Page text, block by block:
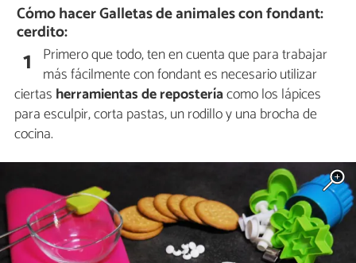
Cómo hacer Galletas de animales con fondant:
cerdito:
1 Primero que todo, ten en cuenta que para trabajar
más fácilmente con fondant es necesario utilizar
ciertas herramientas de reposteríacomo los lápices
para esculpir, corta pastas, un rodillo y una brocha de
cocina.